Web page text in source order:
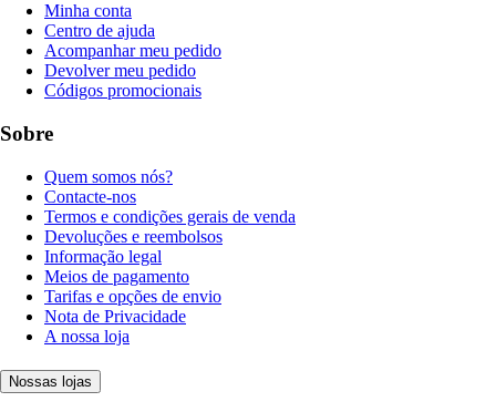
Minha conta
Centro de ajuda
Acompanhar meu pedido
Devolver meu pedido
Códigos promocionais
Sobre
Quem somos nós?
Contacte-nos
Termos e condições gerais de venda
Devoluções e reembolsos
Informação legal
Meios de pagamento
Tarifas e opções de envio
Nota de Privacidade
A nossa loja
Nossas lojas